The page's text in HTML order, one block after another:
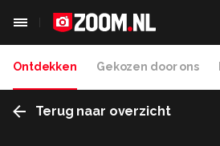
Ontdekken Gekozen door ons
Terug naar overzicht